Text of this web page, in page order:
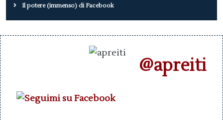
Il potere (immenso) di Facebook
@apreiti